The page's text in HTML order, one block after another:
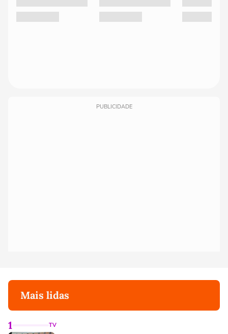
PUBLICIDADE
Mais lidas
1 TV